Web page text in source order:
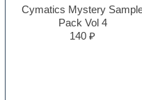
Cymatics Mystery
Pack Vol 4
140 ₽